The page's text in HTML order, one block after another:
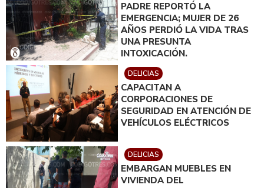
PADRE REPORTÓ LA
EMERGENCIA; MUJER DE 26
AÑOS PERDIÓ LA VIDA TRAS
UNA PRESUNTA
INTOXICACIÓN.
DELICIAS
CAPACITAN A
CORPORACIONES DE
SEGURIDAD EN ATENCIÓN DE
VEHÍCULOS ELÉCTRICOS
DELICIAS
EMBARGAN MUEBLES EN
VIVIENDA DEL